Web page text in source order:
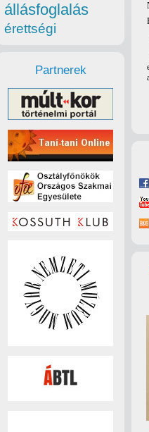
állásfoglalás
érettségi
Partnerek